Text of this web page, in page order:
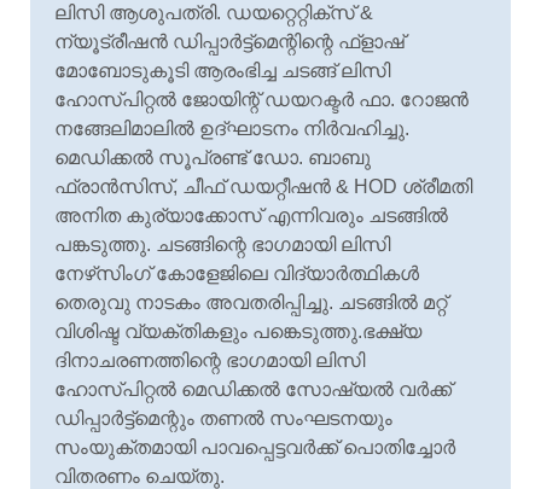
ലിസി ആശുപത്രി. ഡയറ്റെറ്റിക്‌സ് &
ന്യൂട്രീഷന് ഡിപ്പാര്ട്ട്‌മെന്റിന്റെ ഫ്‌ളാഷ്
മോബോടുകൂടി ആരംഭിച്ച ചടങ്ങ് ലിസി
ഹോസ്പിറ്റല് ജോയിന്റ് ഡയറക്ടര്ഫാ. റോജന്
നങ്ങേലിമാലില് ഉദ്ഘാടനം നിര്വഹിച്ചു.
മെഡിക്കല് സൂപ്രണ്ട് ഡോ. ബാബു
ഫ്രാന്സിസ്, ചീഫ് ഡയറ്റീഷന് & HOD ശ്രീമതി
അനിത കുര്യാക്കോസ് എന്നിവരും ചടങ്ങില്
പങ്കടുത്തു. ചടങ്ങിന്റെ ഭാഗമായി ലിസി
നേഴ്‌സിംഗ് കോളേജിലെ വിദ്യാര്ത്ഥികള്
തെരുവു നാടകം അവതരിപ്പിച്ചു. ചടങ്ങില് മറ്റ്‌
വിശിഷ്ട വ്യക്തികളും പങ്കെടുത്തു.ഭക്ഷ്യ
ദിനാചരണത്തിന്റെ ഭാഗമായി ലിസി
ഹോസ്പിറ്റല് മെഡിക്കല് സോഷ്യല് വര്ക്ക്
ഡിപ്പാര്ട്ട്‌മെന്റും തണല് സംഘടനയും
സംയുക്തമായി പാവപ്പെട്ടവര്ക്ക് പൊതിച്ചോര്
വിതരണം ചെയ്തു.